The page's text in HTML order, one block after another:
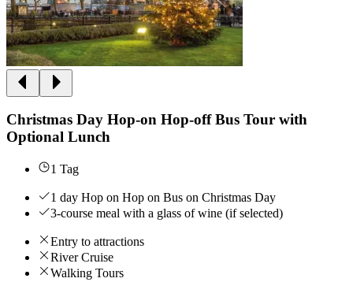
Christmas Day Hop-on Hop-off Bus Tour with
Optional Lunch
1 Tag
1 day Hop on Hop on Bus on Christmas Day
3-course meal with a glass of wine (if selected)
Entry to attractions
River Cruise
Walking Tours